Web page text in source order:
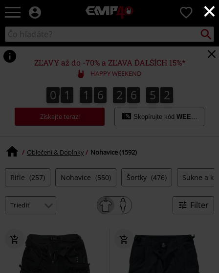
×
EMP
Hudba,
filmy
&
seriály,
Merch
pre
hráčov,
Alternatívna
móda
0
Katalóg
vyhľadávania
ZĽAVY až do -70% a ZĽAVA ĎALŠÍCH 15%*
HAPPY WEEKEND
0
0 1
1 1
1 6
6 2
2 6
6 5
5 0
1
0
2
1
Získajte teraz! Skopírujte kód WEEKEND
Oblečení & Doplnky Nohavice (1592)
Rifle (257) Nohavice (550) Šortky (476) Sukne a
Filter